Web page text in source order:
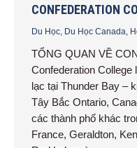
CONFEDERATION
Du Học, Du Học Canada,
TỔNG QUAN VỀ
Confederation
lạc tại Thunder Bay –
Tây Bắc Ontario,
các thành phố khác
France, Geraldton,